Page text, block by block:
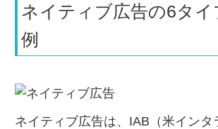
ネイティブ広告の6タイ
例
ネイティブ広告は、IAB（米インタ